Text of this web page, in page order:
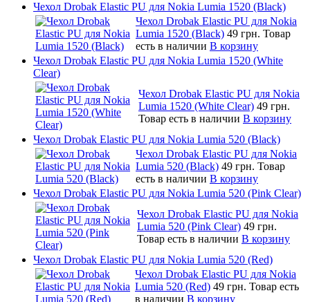
Чехол Drobak Elastic PU для Nokia Lumia 1520 (Black)
Чехол Drobak Elastic PU для Nokia
Lumia 1520 (Black) 49 грн. Товар
есть в наличии В корзину
Чехол Drobak Elastic PU для Nokia Lumia 1520 (White
Clear)
Чехол Drobak Elastic PU для Nokia
Lumia 1520 (White Clear) 49 грн.
Товар есть в наличии В корзину
Чехол Drobak Elastic PU для Nokia Lumia 520 (Black)
Чехол Drobak Elastic PU для Nokia
Lumia 520 (Black) 49 грн. Товар
есть в наличии В корзину
Чехол Drobak Elastic PU для Nokia Lumia 520 (Pink Clear)
Чехол Drobak Elastic PU для Nokia
Lumia 520 (Pink Clear) 49 грн.
Товар есть в наличии В корзину
Чехол Drobak Elastic PU для Nokia Lumia 520 (Red)
Чехол Drobak Elastic PU для Nokia
Lumia 520 (Red) 49 грн. Товар есть
в наличии В корзину